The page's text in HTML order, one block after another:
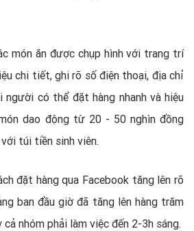
món ăn được chụp hình với trang trí
chi tiết, ghi rõ số điện thoại, địa chỉ
người có thể đặt hàng nhanh và hiệu
dao động từ 20 - 50 nghìn đồng
túi tiền sinh viên.
đặt hàng qua Facebook tăng lên rõ
ban đầu giờ đã tăng lên hàng trăm
nhóm phải làm việc đến 2-3h sáng.